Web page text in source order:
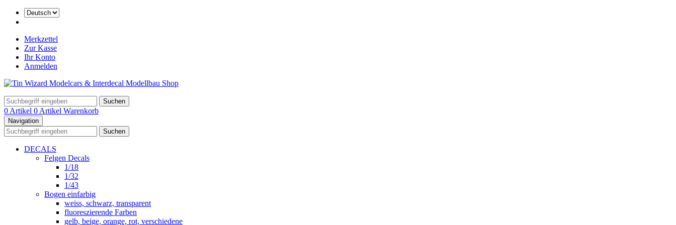
Merkzettel
Zur Kasse
Ihr Konto
Anmelden
Suchen
0 Artikel 0 Artikel Warenkorb
Navigation
Suchen
DECALS
Felgen Decals
1/18
1/32
1/43
Bogen einfarbig
weiss, schwarz, transparent
fluoreszierende Farben
gelb, beige, orange, rot, verschiedene